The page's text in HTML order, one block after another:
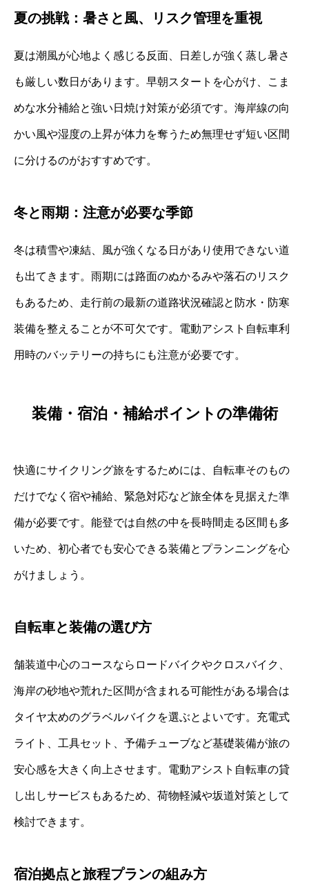
夏の挑戦：暑さと風、リスク管理を重視
夏は潮風が心地よく感じる反面、日差しが強く蒸し暑さ
も厳しい数日があります。早朝スタートを心がけ、こま
めな水分補給と強い日焼け対策が必須です。海岸線の向
かい風や湿度の上昇が体力を奪うため無理せず短い区間
に分けるのがおすすめです。
冬と雨期：注意が必要な季節
冬は積雪や凍結、風が強くなる日があり使用できない道
も出てきます。雨期には路面のぬかるみや落石のリスク
もあるため、走行前の最新の道路状況確認と防水・防寒
装備を整えることが不可欠です。電動アシスト自転車利
用時のバッテリーの持ちにも注意が必要です。
装備・宿泊・補給ポイントの準備術
快適にサイクリング旅をするためには、自転車そのもの
だけでなく宿や補給、緊急対応など旅全体を見据えた準
備が必要です。能登では自然の中を長時間走る区間も多
いため、初心者でも安心できる装備とプランニングを心
がけましょう。
自転車と装備の選び方
舗装道中心のコースならロードバイクやクロスバイク、
海岸の砂地や荒れた区間が含まれる可能性がある場合は
タイヤ太めのグラベルバイクを選ぶとよいです。充電式
ライト、工具セット、予備チューブなど基礎装備が旅の
安心感を大きく向上させます。電動アシスト自転車の貸
し出しサービスもあるため、荷物軽減や坂道対策として
検討できます。
宿泊拠点と旅程プランの組み方